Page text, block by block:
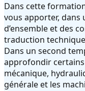
Dans cette
vous apporter, dans
d’ensemble et des
traduction
Dans un second
approfondir
mécanique,
générale et les